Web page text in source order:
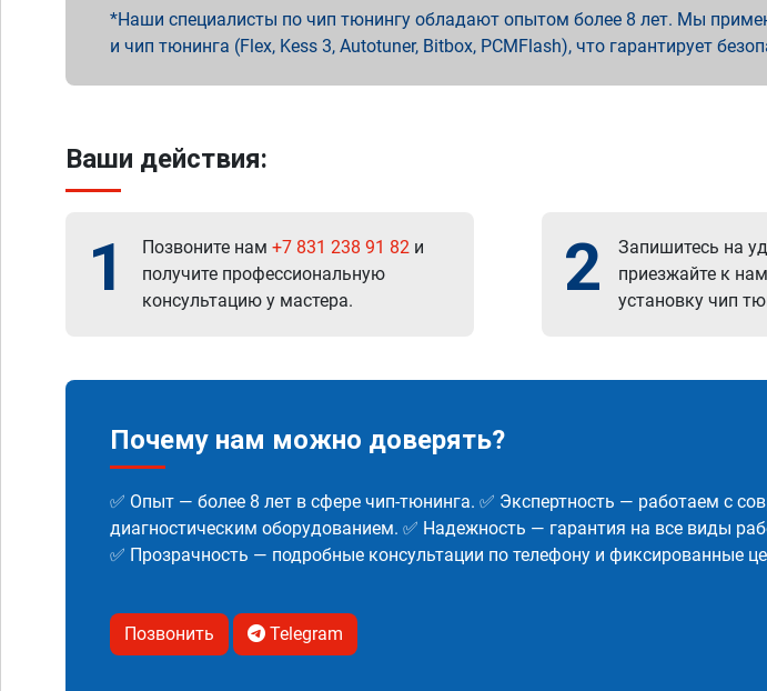
Наши специалисты по чип тюнингу обладают опытом более 8 лет. Мы
и чип тюнинга (Flex, Kess 3, Autotuner, Bitbox, PCMFlash), что гарантирует
Ваши действия:
1 Позвоните нам +7 831 238 91 82 и
получите профессиональную
консультацию у мастера.
2
Запишитесь на
приезжайте к
установку чип
Почему нам можно доверять?
✅ Опыт — более 8 лет в сфере чип-тюнинга. ✅ Экспертность — работаем с
диагностическим оборудованием. ✅ Надежность — гарантия на все виды
✅ Прозрачность — подробные консультации по телефону и фиксированные
Позвонить Telegram